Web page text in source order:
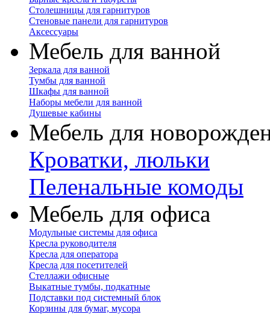
Столешницы для гарнитуров
Стеновые панели для гарнитуров
Аксессуары
Мебель для ванной
Зеркала для ванной
Тумбы для ванной
Шкафы для ванной
Наборы мебели для ванной
Душевые кабины
Мебель для
Кроватки, люльки
Пеленальные комоды
Мебель для офиса
Модульные системы для офиса
Кресла руководителя
Кресла для оператора
Кресла для посетителей
Стеллажи офисные
Выкатные тумбы, подкатные
Подставки под системный блок
Корзины для бумаг, мусора